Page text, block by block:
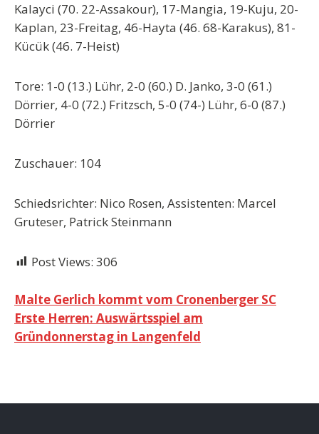
Kalayci (70. 22-Assakour), 17-Mangia, 19-Kuju, 20-
Kaplan, 23-Freitag, 46-Hayta (46. 68-Karakus), 81-
Kücük (46. 7-Heist)
Tore: 1-0 (13.) Lühr, 2-0 (60.) D. Janko, 3-0 (61.)
Dörrier, 4-0 (72.) Fritzsch, 5-0 (74-) Lühr, 6-0 (87.)
Dörrier
Zuschauer: 104
Schiedsrichter: Nico Rosen, Assistenten: Marcel
Gruteser, Patrick Steinmann
Post Views: 306
Beitragsnavigation
Malte Gerlich kommt vom Cronenberger SC
Erste Herren: Auswärtsspiel am
Gründonnerstag in Langenfeld